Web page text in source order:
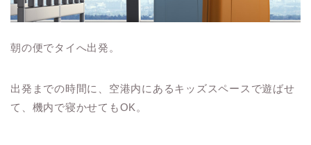
朝の便でタイへ出発。
出発までの時間に、空港内にあるキッズスペースで遊ばせ
て、機内で寝かせてもOK。